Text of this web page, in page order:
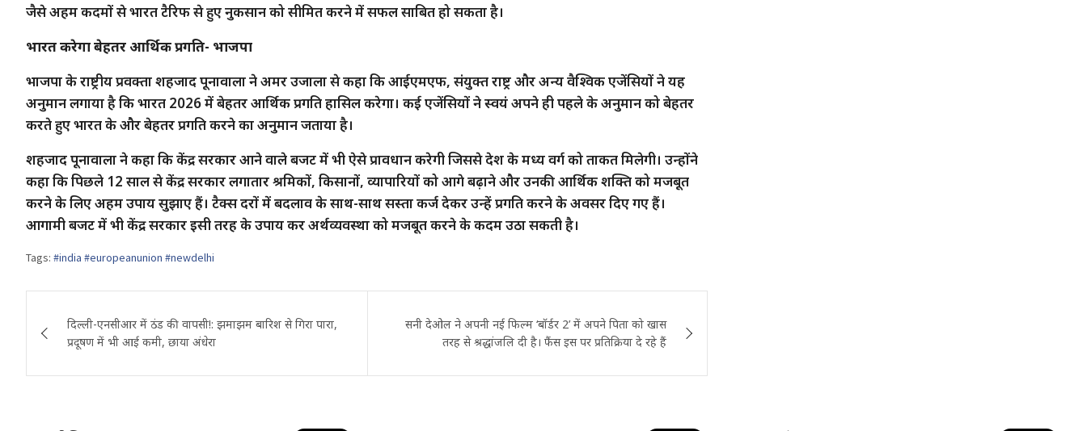
जैसे अहम कदमों से भारत टैरिफ से हुए नुकसान को सीमित करने में सफल साबित हो सकता है।
भारत करेगा बेहतर आर्थिक प्रगति- भाजपा
भाजपा के राष्ट्रीय प्रवक्ता शहजाद पूनावाला ने अमर उजाला से कहा कि आईएमएफ, संयुक्त राष्ट्र और अन्य वैश्विक एजेंसियों ने यह
अनुमान लगाया है कि भारत 2026 में बेहतर आर्थिक प्रगति हासिल करेगा। कई एजेंसियों ने स्वयं अपने ही पहले के अनुमान को बेहतर
करते हुए भारत के और बेहतर प्रगति करने का अनुमान जताया है।
शहजाद पूनावाला ने कहा कि केंद्र सरकार आने वाले बजट में भी ऐसे प्रावधान करेगी जिससे देश के मध्य वर्ग को ताकत मिलेगी। उन्होंने
कहा कि पिछले 12 साल से केंद्र सरकार लगातार श्रमिकों, किसानों, व्यापारियों को आगे बढ़ाने और उनकी आर्थिक शक्ति को मजबूत
करने के लिए अहम उपाय सुझाए हैं। टैक्स दरों में बदलाव के साथ-साथ सस्ता कर्ज देकर उन्हें प्रगति करने के अवसर दिए गए हैं।
आगामी बजट में भी केंद्र सरकार इसी तरह के उपाय कर अर्थव्यवस्था को मजबूत करने के कदम उठा सकती है।
Tags: #india #europeanunion #newdelhi
navigation
दिल्ली-एनसीआर में ठंड की वापसी!: झमाझम बारिश से गिरा पारा,
प्रदूषण में भी आई कमी, छाया अंधेरा
सनी देओल ने अपनी नई फिल्म ‘बॉर्डर 2’ में अपने पिता को खास
तरह से श्रद्धांजलि दी है। फैंस इस पर प्रतिक्रिया दे रहे हैं